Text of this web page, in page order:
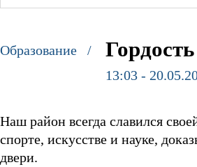
Образование /
13:03 -
Наш район всегда славился
спорте, искусстве и науке,
двери.